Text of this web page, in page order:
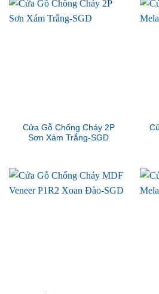
Cửa Gỗ Chống Cháy 2P
Sơn Xám Trắng-SGD